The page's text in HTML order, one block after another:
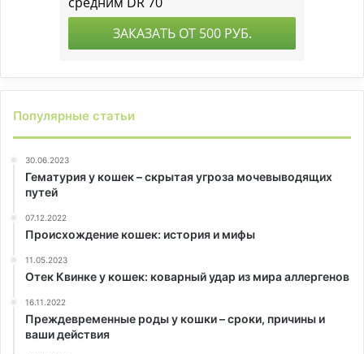
Популярные статьи
30.06.2023
Гематурия у кошек – скрытая угроза мочевыводящих
путей
07.12.2022
Происхождение кошек: история и мифы
11.05.2023
Отек Квинке у кошек: коварный удар из мира аллергенов
16.11.2022
Преждевременные роды у кошки – сроки, причины и
ваши действия